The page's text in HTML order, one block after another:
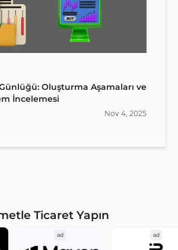
Oluşturma Aşamaları ve
İncelemesi
Nov 4, 2025
Ticaret Yapın
ad ad